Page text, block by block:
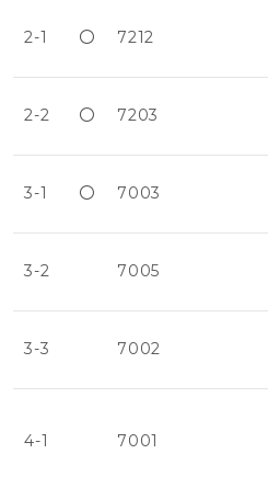
2-1 〇 7212
2-2 〇 7203
3-1 〇 7003
3-2 7005
3-3 7002
4-1 7001